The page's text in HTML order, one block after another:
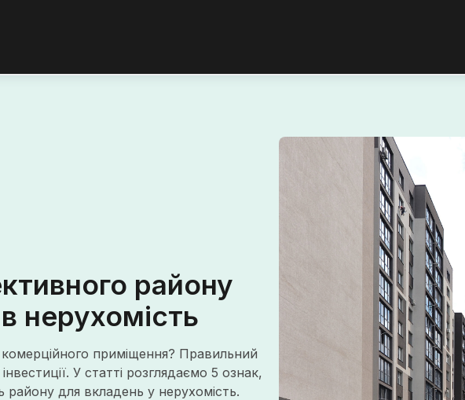
району
нерухомість
приміщення? Правильний
У статті розглядаємо 5 ознак,
для вкладень у нерухомість.